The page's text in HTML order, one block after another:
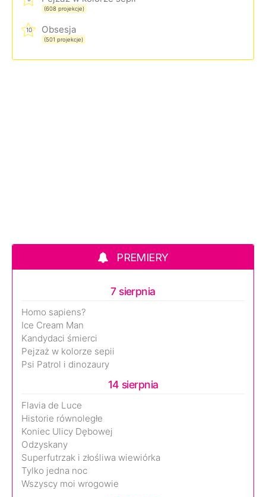
(608 projekcje)
10 Obsesja
(501 projekcje)
PREMIERY
7 sierpnia
Homo sapiens?
Ice Cream Man
Kandydaci śmierci
Pejzaż w kolorze sepii
Psi Patrol i dinozaury
14 sierpnia
Flavia de Luce
Historie równoległe
Koniec Ulicy Dębowej
Odzyskany
Superfutrzak i złośliwa wiewiórka
Tylko jedna noc
Wszyscy moi wrogowie